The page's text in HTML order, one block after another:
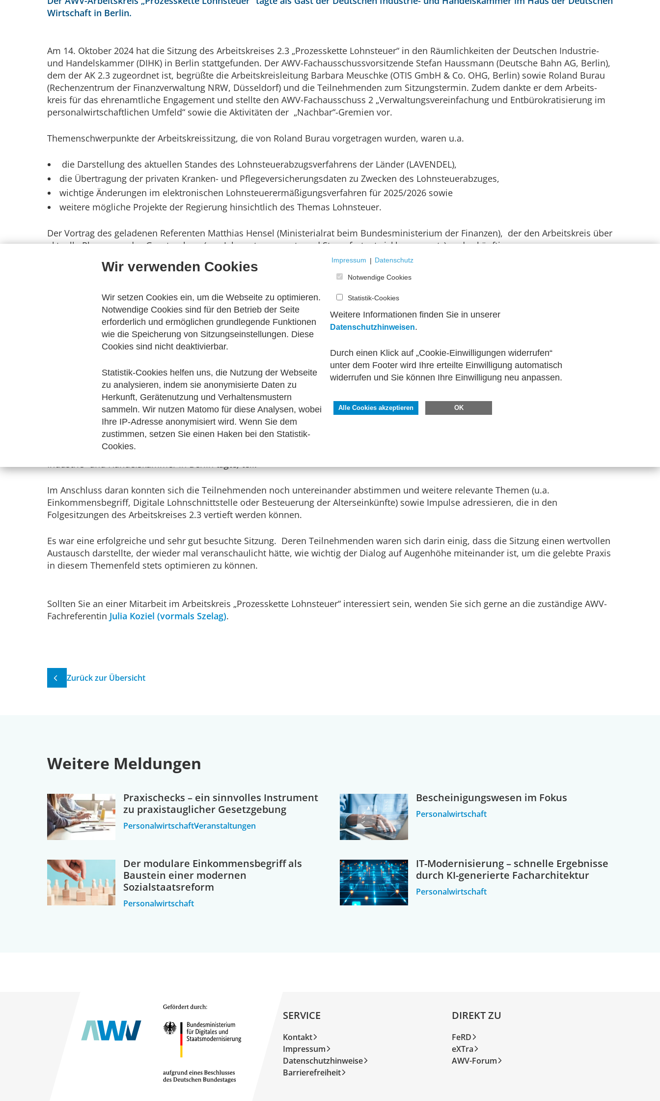
Wirtschaft in Berlin.
Am 14. Oktober 2024 hat die Sitzung des Arbeitskreises 2.3 „Prozess­kette Lohn­steuer“ in den Räum­lich­kei­ten der Deutschen Industrie-
und Handels­kammer (DIHK) in Berlin statt­ge­funden. Der AWV-Fach­aus­schuss­vor­sitzen­de Stefan Haussmann (Deutsche Bahn AG, Berlin),
dem der AK 2.3 zu­ge­ord­net ist, be­grüß­te die Arbeits­kreis­lei­tung Barbara Meuschke (OTIS GmbH & Co. OHG, Berlin) sowie Roland Burau
(Rechen­zen­trum der Finanz­ver­wal­tung NRW, Düssel­dorf) und die Teil­neh­men­den zum Sitzungs­termin. Zudem dankte er dem Arbeits­
kreis für das ehren­amt­liche Engage­ment und stellte den AWV-Fach­aus­schuss 2 „Verwaltungsvereinfachung und Entbürokratisierung im
personalwirtschaftlichen Umfeld“ sowie die Aktivitäten der „Nachbar“-Gremien vor.
Themenschwerpunkte der Arbeitskreissitzung, die von Roland Burau vorgetragen wurden, waren u.a.
die Darstellung des aktuellen Standes des Lohnsteuerabzugsverfahrens der Länder (LAVENDEL),
die Übertragung der privaten Kranken- und Pflegeversicherungsdaten zu Zwecken des Lohnsteuerabzuges,
wichtige Änderungen im elektronischen Lohnsteuerermäßigungsverfahren für 2025/2026 sowie
weitere mögliche Projekte der Regierung hinsichtlich des Themas Lohnsteuer.
Der Vortrag des geladenen Referenten Matthias Hensel (Ministerialrat beim Bundes­ministerium der Finanzen), der den Arbeitskreis über
aktuelle Planungen des Gesetzgebers (u.a. Jahressteuergesetz und Steuer­fort­ent­wick­lungs­ge­setz) und zukünftige
Gesetzgebungsverfahren informierte, war der Höhepunkt der Sitzung. Zudem stand er dem Teil­nehmer­kreis für Fragen zur Ver­fügung.
35 Teilnehmerinnen und Teilnehmer nahmen an der Sitzung des Arbeitskreises „Prozesskette Lohnsteuer“, der bei der Deutschen
Industrie- und Handelskammer in Berlin tagte, teil.
Im Anschluss daran konnten sich die Teilnehmenden noch untereinander abstimmen und weitere relevante Themen (u.a.
Einkommensbegriff, Digitale Lohnschnittstelle oder Besteuerung der Alterseinkünfte) sowie Impulse adressieren, die in den
Folgesitzungen des Arbeitskreises 2.3 vertieft werden können.
Es war eine erfolgreiche und sehr gut besuchte Sitzung. Deren Teilnehmenden waren sich darin einig, dass die Sitzung einen wertvollen
Austausch darstellte, der wieder mal veranschaulicht hätte, wie wichtig der Dialog auf Augenhöhe miteinander ist, um die gelebte Praxis
in diesem Themenfeld stets optimieren zu können.
Sollten Sie an einer Mitarbeit im Arbeitskreis „Prozesskette Lohnsteuer“ interessiert sein, wenden Sie sich gerne an die zuständige AWV-
Fachreferentin Julia Koziel (vormals Szelag).
Zurück zur Übersicht
Weitere Meldungen
Praxischecks – ein sinnvolles Instrument
zu praxistauglicher Gesetzgebung
PersonalwirtschaftVeranstaltungen
Bescheinigungswesen im Fokus
Personalwirtschaft
Der modulare Einkommensbegriff als
Baustein einer modernen
Sozialstaatsreform
Personalwirtschaft
IT-Modernisierung – schnelle Ergebnisse
durch KI-generierte Facharchitektur
Personalwirtschaft
SERVICE
Kontakt
Impressum
Datenschutzhinweise
Barrierefreiheit
DIREKT ZU
FeRD
eXTra
AWV-Forum
Wir verwenden Cookies
Wir setzen Cookies ein, um die Webseite zu optimieren.
Notwendige Cookies sind für den Betrieb der Seite
erforderlich und ermöglichen grundlegende Funktionen
wie die Speicherung von Sitzungseinstellungen. Diese
Cookies sind nicht deaktivierbar.
Statistik-Cookies helfen uns, die Nutzung der Webseite
zu analysieren, indem sie anonymisierte Daten zu
Herkunft, Gerätenutzung und Verhaltensmustern
sammeln. Wir nutzen Matomo für diese Analysen, wobei
Ihre IP-Adresse anonymisiert wird. Wenn Sie dem
zustimmen, setzen Sie einen Haken bei den Statistik-
Cookies.
Impressum | Datenschutz
Notwendige Cookies
Statistik-Cookies
Weitere Informationen finden Sie in unserer
Datenschutzhinweisen.
Durch einen Klick auf „Cookie-Einwilligungen widerrufen“
unter dem Footer wird Ihre erteilte Einwilligung automatisch
widerrufen und Sie können Ihre Einwilligung neu anpassen.
Alle Cookies akzeptieren OK